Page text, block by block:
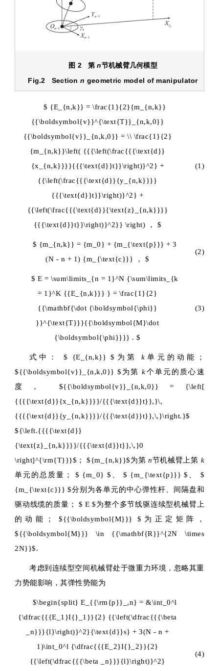
图 2 第n节机械臂几何模型
Fig.2 Sectionn geometric model of manipulator
$ {E_{n,k}} = \frac{1}{2}{m_{n,k}}
{{\boldsymbol{v}}^{\text{T}}_{n,k,0}}
{{\boldsymbol{v}}_{n,k,0}} = \\ \frac{1}{2}
{m_{n,k}}\left( {{{\left(\frac{{{\text{d}}
{x_{n,k}}}}{{{\text{d}}t}}\right)}^2} +
{{\left(\frac{{{\text{d}}{y_{n,k}}}}
{{{\text{d}}t}}\right)}^2} +
{{\left(\frac{{{\text{d}}{\text{z}_{n,k}}}}
{{{\text{d}}t}}\right)}^2}} \right) ， $
(1)
$ {m_{n,k}} = {m_0} + {m_{\text{p}}} + 3
(N - n + 1) {m_{\text{c}}} ， $
(2)
$ E = \sum\limits_{n = 1}^N {\sum\limits_{k
= 1}^K {{E_{n,k}}} } = \frac{1}{2}
{{\mathbf{\dot {\boldsymbol{\phi}}
}}^{\text{T}}}{{\boldsymbol{M}\dot
{\boldsymbol{\phi}}}} . $
(3)
式中： $ {E_{n,k}} $ 为第k 单元的动能；
${{\boldsymbol{v}}_{n,k,0}} $ 为第k个单元的质心速
度， ${{\boldsymbol{v}}_{n,k,0}} = {\left[
{{{{\text{d}}{x_{n,k}}}}/{{{\text{d}}t}},}\,
{{{{\text{d}}{y_{n,k}}}}/{{{\text{d}}t}},\,}\right.}$
${\left.{{{{\text{d}}
{\text{z}_{n,k}}}}/{{{\text{d}}t}},\,}0
\right]^{\rm{T}}}$ ；${m_{n,k}}$为第 n节机械臂上第 k
单元的总质量； $ {m_0} $ $ {m_{\text{p}}} $
$
{m_{\text{c}}} $分别为各单元的中心弹性杆、间隔盘和
驱动线缆的质量； $ E $为整个多节线驱连续型机械臂上
的动能；${{\boldsymbol{M}}} $ 为正定矩阵，
${{\boldsymbol{M}}} \in {{\mathbf{R}}^{2N \times
2N}}$.
考虑到连续型空间机械臂处于微重力环境，忽略其重
力势能影响，其弹性势能为
$\begin{split} E_{{\rm{p}}_,n} = &\int_0^l
{\dfrac{{{E_1}I{}_1}}{2} {{\left(\dfrac{{{\beta
_n}}}{l}\right)}^2}{\text{d}}s} + 3(N - n +
1)\int_0^l {\dfrac{{{E_2}I{}_2}}{2}
{{\left(\dfrac{{{\beta _n}}}{l}\right)}^2}
(4)